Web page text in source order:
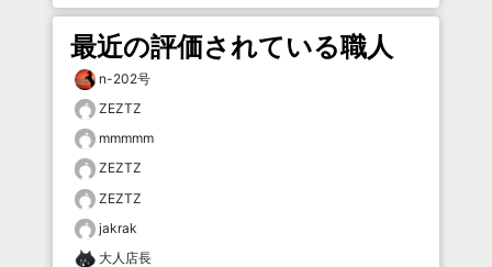
最近の評価されている職人
n-202号
ZEZTZ
mmmmm
ZEZTZ
ZEZTZ
jakrak
大人店長